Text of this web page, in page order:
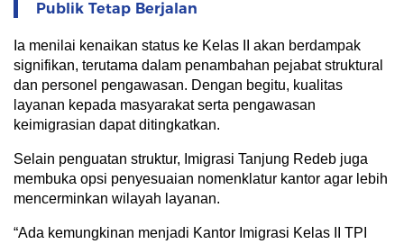
Publik Tetap Berjalan
Ia menilai kenaikan status ke Kelas II akan berdampak
signifikan, terutama dalam penambahan pejabat struktural
dan personel pengawasan. Dengan begitu, kualitas
layanan kepada masyarakat serta pengawasan
keimigrasian dapat ditingkatkan.
Selain penguatan struktur, Imigrasi Tanjung Redeb juga
membuka opsi penyesuaian nomenklatur kantor agar lebih
mencerminkan wilayah layanan.
“Ada kemungkinan menjadi Kantor Imigrasi Kelas II TPI